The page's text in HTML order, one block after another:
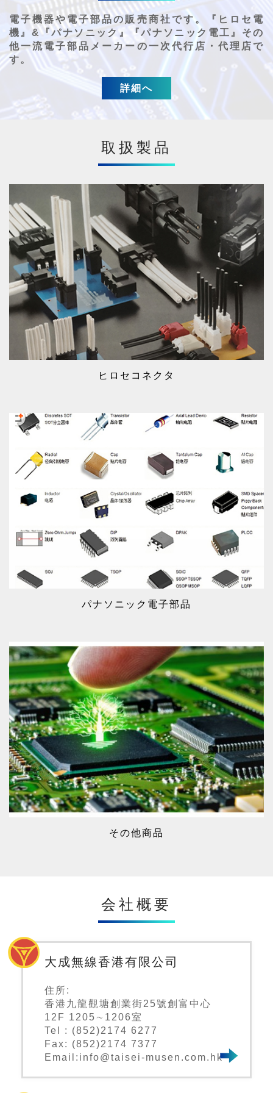
電子機器や電子部品の販売商社です。『ヒロセ電
機』&『パナソニック』『パナソニック電工』その
他一流電子部品メーカーの一次代行店・代理店で
す。
詳細へ
取扱製品
ヒロセコネクタ
パナソニック電子部品
その他商品
会社概要
大成無線香港有限公司
住所:
香港九龍觀塘創業街25號創富中心
12F 1205∼1206室
Tel : (852)2174 6277
Fax: (852)2174 7377
Email:info@taisei-musen.com.hk